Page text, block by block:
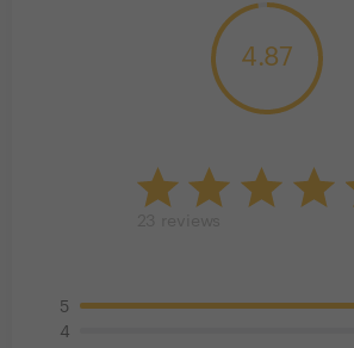
4.87
5
4